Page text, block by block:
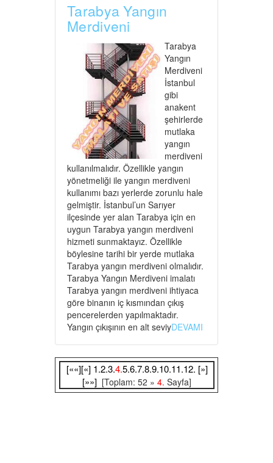
Tarabya Yangın
Merdiveni
Tarabya
Yangın
Merdiveni
İstanbul
gibi
anakent
şehirlerde
mutlaka
yangın
merdiveni
kullanılmalıdır. Özellikle yangın
yönetmeliği ile yangın merdiveni
kullanımı bazı yerlerde zorunlu hale
gelmiştir. İstanbul’un Sarıyer
ilçesinde yer alan Tarabya için en
uygun Tarabya yangın merdiveni
hizmeti sunmaktayız. Özellikle
böylesine tarihi bir yerde mutlaka
Tarabya yangın merdiveni olmalıdır.
Tarabya Yangın Merdiveni imalatı
Tarabya yangın merdiveni ihtiyaca
göre binanın iç kısmından çıkış
pencerelerden yapılmaktadır.
Yangın çıkışının en alt seviyDEVAMI
[««][«] 1.2.3.4.5.6.7.8.9.10.11.12. [»]
[»»] [Toplam: 52 » 4. Sayfa]